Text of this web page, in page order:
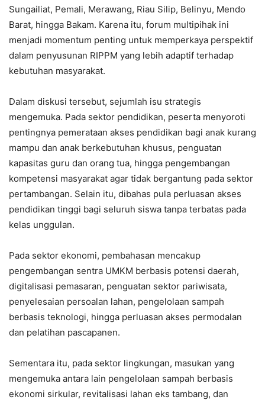
Sungailiat, Pemali, Merawang, Riau Silip, Belinyu, Mendo
Barat, hingga Bakam. Karena itu, forum multipihak ini
menjadi momentum penting untuk memperkaya perspektif
dalam penyusunan RIPPM yang lebih adaptif terhadap
kebutuhan masyarakat.
Dalam diskusi tersebut, sejumlah isu strategis
mengemuka. Pada sektor pendidikan, peserta menyoroti
pentingnya pemerataan akses pendidikan bagi anak kurang
mampu dan anak berkebutuhan khusus, penguatan
kapasitas guru dan orang tua, hingga pengembangan
kompetensi masyarakat agar tidak bergantung pada sektor
pertambangan. Selain itu, dibahas pula perluasan akses
pendidikan tinggi bagi seluruh siswa tanpa terbatas pada
kelas unggulan.
Pada sektor ekonomi, pembahasan mencakup
pengembangan sentra UMKM berbasis potensi daerah,
digitalisasi pemasaran, penguatan sektor pariwisata,
penyelesaian persoalan lahan, pengelolaan sampah
berbasis teknologi, hingga perluasan akses permodalan
dan pelatihan pascapanen.
Sementara itu, pada sektor lingkungan, masukan yang
mengemuka antara lain pengelolaan sampah berbasis
ekonomi sirkular, revitalisasi lahan eks tambang, dan